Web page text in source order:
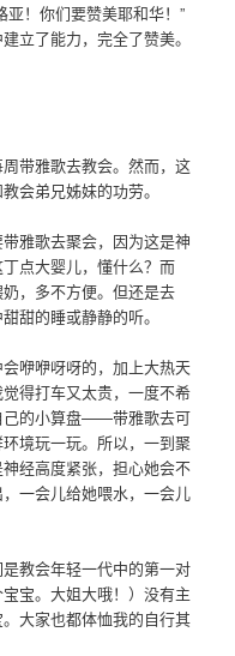
！你们要赞美耶和华！”
立了能力，完全了赞美。
带雅歌去教会。然而，这
会弟兄姊妹的功劳。
雅歌去聚会，因为这是神
点大婴儿，懂什么？而
，多不方便。但还是去
甜的睡或静静的听。
咿咿呀呀的，加上大热天
得打车又太贵，一度不希
己的小算盘——带雅歌去可
境玩一玩。所以，一到聚
经高度紧张，担心她会不
一会儿给她喂水，一会儿
教会年轻一代中的第一对
宝。大姐大哦！）没有主
大家也都体恤我的自行其